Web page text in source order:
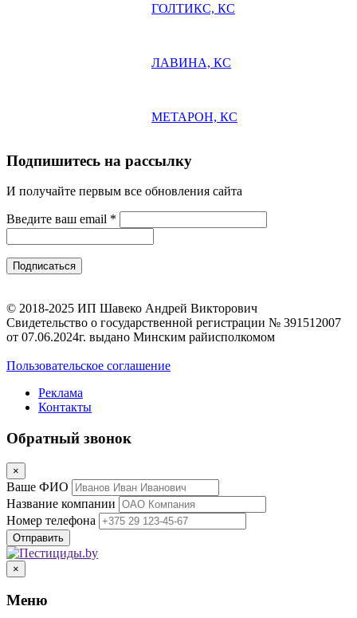
ГОЛТИКС, КС
ЛАВИНА, КС
МЕТАРОН, КС
Подпишитесь на рассылку
И получайте первым все обновления сайта
Введите ваш email *
© 2018-2025 ИП Шавеко Андрей Викторович
Свидетельство о государственной регистрации № 391512007
от 07.06.2024г. выдано Минским райисполкомом
Пользовательское соглашение
Реклама
Контакты
Обратный звонок
×
Ваше ФИО
Название компании
Номер телефона
×
Меню